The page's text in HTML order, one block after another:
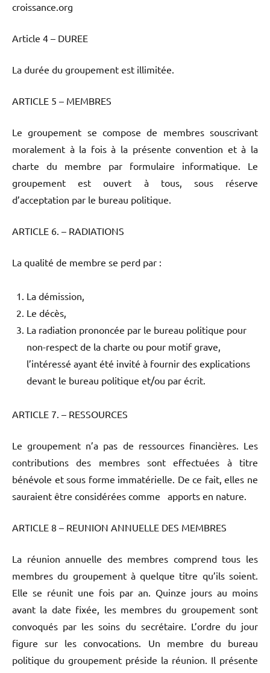
croissance.org
Article 4 – DUREE
La durée du groupement est illimitée.
ARTICLE 5 – MEMBRES
Le groupement se compose de membres souscrivant
moralement à la fois à la présente convention et à la
charte du membre par formulaire informatique. Le
groupement est ouvert à tous, sous réserve
d’acceptation par le bureau politique.
ARTICLE 6. – RADIATIONS
La qualité de membre se perd par :
La démission,
Le décès,
La radiation prononcée par le bureau politique pour
non-respect de la charte ou pour motif grave,
l’intéressé ayant été invité à fournir des explications
devant le bureau politique et/ou par écrit.
ARTICLE 7. – RESSOURCES
Le groupement n’a pas de ressources financières. Les
contributions des membres sont effectuées à titre
bénévole et sous forme immatérielle. De ce fait, elles ne
sauraient être considérées comme apports en nature.
ARTICLE 8 – REUNION ANNUELLE DES MEMBRES
La réunion annuelle des membres comprend tous les
membres du groupement à quelque titre qu’ils soient.
Elle se réunit une fois par an. Quinze jours au moins
avant la date fixée, les membres du groupement sont
convoqués par les soins du secrétaire. L’ordre du jour
figure sur les convocations. Un membre du bureau
politique du groupement préside la réunion. Il présente